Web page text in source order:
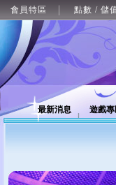
會員特區 點數 / 儲
最新消息 遊戲